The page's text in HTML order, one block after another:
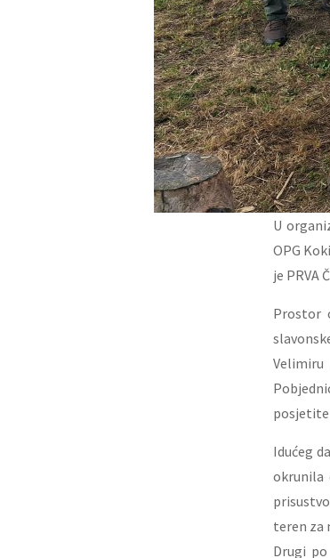
U
OPG
je PRVA
Prostor
Idućeg
okrunila
teren za
Drugi